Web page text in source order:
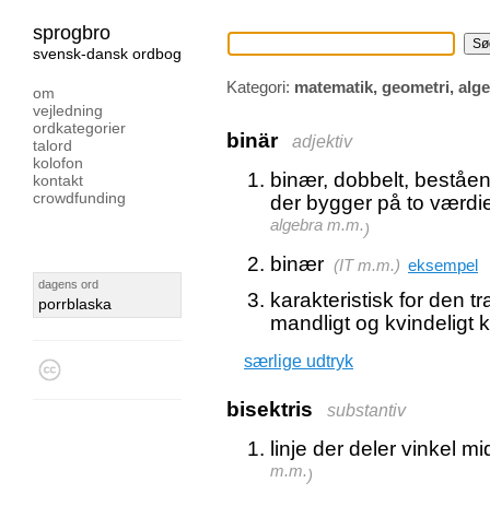
sprogbro
svensk-dansk ordbog
om
vejledning
ordkategorier
talord
kolofon
kontakt
crowdfunding
dagens ord
porrblaska
Kategori: matematik, geometri,
binär adjektiv
binær, dobbelt,
der bygger på to
algebra m.m.)
binær (IT m.m.) eksempel
karakteristisk for den
mandligt og kvindeligt
særlige udtryk
bisektris substantiv
linje der deler vinkel
m.m.)